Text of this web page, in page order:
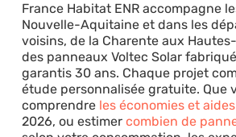
France Habitat ENR accompagne
Nouvelle-Aquitaine et dans les
voisins, de la Charente aux
des panneaux Voltec Solar
garantis 30 ans. Chaque projet
étude personnalisée gratuite. Que
comprendre les économies et
2026, ou estimer combien de